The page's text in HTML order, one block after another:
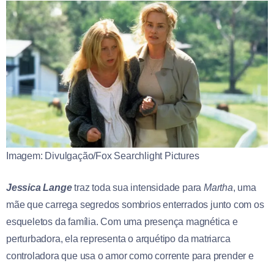
Imagem: Divulgação/Fox Searchlight Pictures
Jessica Langetraz toda sua intensidade paraMartha, uma
mãe que carrega segredos sombrios enterrados junto com os
esqueletos da família. Com uma presença magnética e
perturbadora, ela representa o arquétipo da matriarca
controladora que usa o amor como corrente para prender e